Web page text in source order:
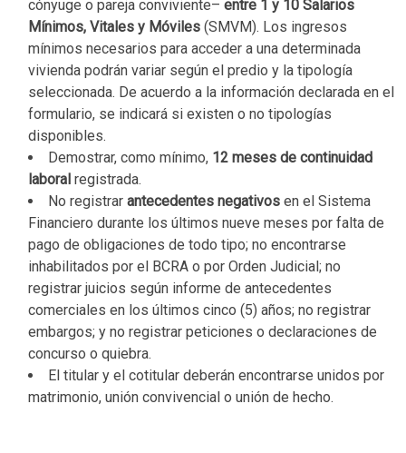
cónyuge o pareja conviviente– entre 1 y 10 Salarios
Mínimos, Vitales y Móviles (SMVM). Los ingresos
mínimos necesarios para acceder a una determinada
vivienda podrán variar según el predio y la tipología
seleccionada. De acuerdo a la información declarada en el
formulario, se indicará si existen o no tipologías
disponibles.
Demostrar, como mínimo, 12 meses de continuidad
laboral registrada.
No registrar antecedentes negativos en el Sistema
Financiero durante los últimos nueve meses por falta de
pago de obligaciones de todo tipo; no encontrarse
inhabilitados por el BCRA o por Orden Judicial; no
registrar juicios según informe de antecedentes
comerciales en los últimos cinco (5) años; no registrar
embargos; y no registrar peticiones o declaraciones de
concurso o quiebra.
El titular y el cotitular deberán encontrarse unidos por
matrimonio, unión convivencial o unión de hecho.